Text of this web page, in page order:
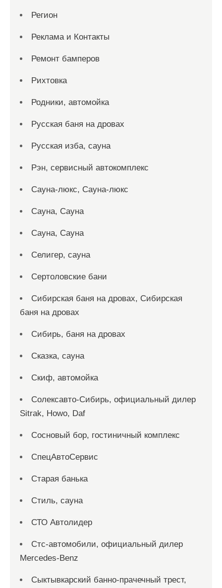
Регион
Реклама и Контакты
Ремонт бамперов
Рихтовка
Родники, автомойка
Русская баня на дровах
Русская изба, сауна
Рэн, сервисный автокомплекс
Сауна-люкс, Сауна-люкс
Сауна, Сауна
Сауна, Сауна
Селигер, сауна
Сертоловские бани
Сибирская баня на дровах, Сибирская
баня на дровах
Сибирь, баня на дровах
Сказка, сауна
Скиф, автомойка
Солексавто-Сибирь, официальный дилер
Sitrak, Howo, Daf
Сосновый бор, гостиничный комплекс
СпецАвтоСервис
Старая банька
Стиль, сауна
СТО Автолидер
Стс-автомобили, официальный дилер
Mercedes-Benz
Сыктывкарский банно-прачечный трест,